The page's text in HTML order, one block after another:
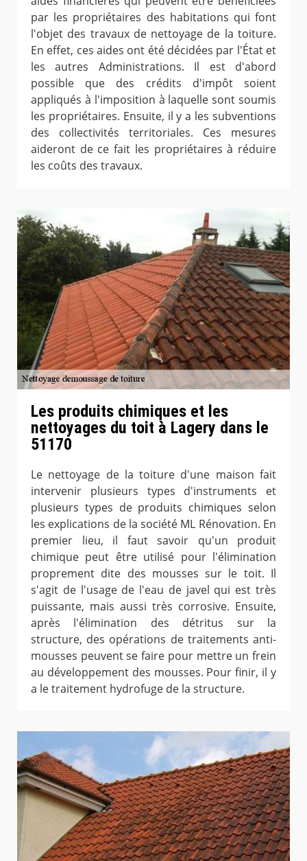
par les propriétaires des habitations qui font
l'objet des travaux de nettoyage de la toiture.
En effet, ces aides ont été décidées par l'État et
les autres Administrations. Il est d'abord
possible que des crédits d'impôt soient
appliqués à l'imposition à laquelle sont soumis
les propriétaires. Ensuite, il y a les subventions
des collectivités territoriales. Ces mesures
aideront de ce fait les propriétaires à réduire
les coûts des travaux.
Les produits chimiques et les
nettoyages du toit à Lagery dans le
51170
Le nettoyage de la toiture d'une maison fait
intervenir plusieurs types d'instruments et
plusieurs types de produits chimiques selon
les explications de la société ML Rénovation. En
premier lieu, il faut savoir qu'un produit
chimique peut être utilisé pour l'élimination
proprement dite des mousses sur le toit. Il
s'agit de l'usage de l'eau de javel qui est très
puissante, mais aussi très corrosive. Ensuite,
après l'élimination des détritus sur la
structure, des opérations de traitements anti-
mousses peuvent se faire pour mettre un frein
au développement des mousses. Pour finir, il y
a le traitement hydrofuge de la structure.